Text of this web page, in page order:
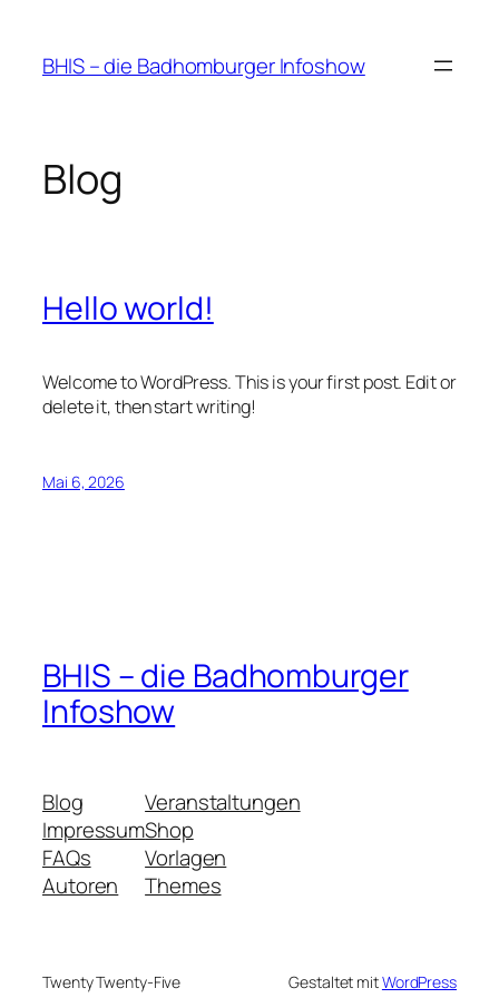
springen
BHIS – die Badhomburger Infoshow
Blog
Hello world!
Welcome to WordPress. This is your first post. Edit or
delete it, then start writing!
Mai 6, 2026
BHIS – die Badhomburger
Infoshow
Blog
Impressum
FAQs
Autoren
Veranstaltungen
Shop
Vorlagen
Themes
Twenty Twenty-Five Gestaltet mitWordPress